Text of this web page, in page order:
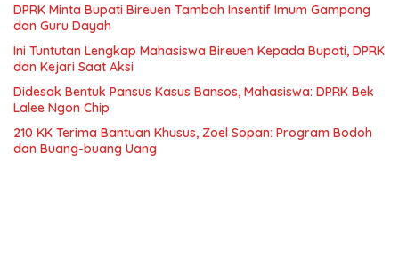
DPRK Minta Bupati Bireuen Tambah Insentif Imum Gampong
dan Guru Dayah
Ini Tuntutan Lengkap Mahasiswa Bireuen Kepada Bupati, DPRK
dan Kejari Saat Aksi
Didesak Bentuk Pansus Kasus Bansos, Mahasiswa: DPRK Bek
Lalee Ngon Chip
210 KK Terima Bantuan Khusus, Zoel Sopan: Program Bodoh
dan Buang-buang Uang